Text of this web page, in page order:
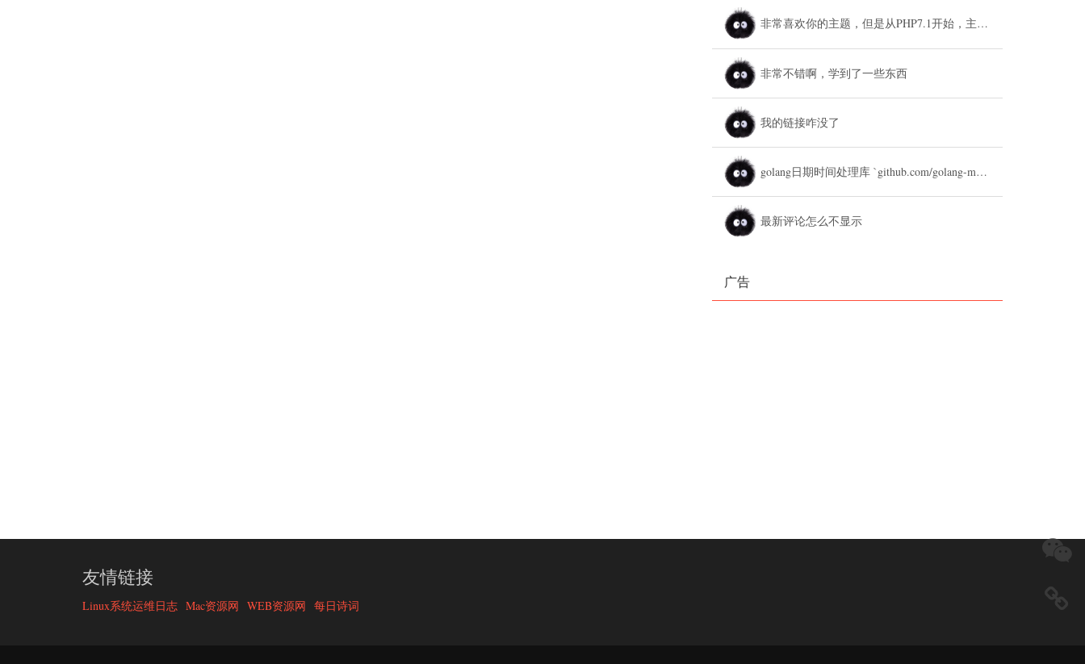
非常喜欢你的主题，但是从PHP7.1开始，主题设置中的列表广告和文章底部广告无法...
非常不错啊，学到了一些东西
我的链接咋没了
golang日期时间处理库 `github.com/golang-module/...
最新评论怎么不显示
广告
友情链接
Linux系统运维日志 Mac资源网 WEB资源网 每日诗词